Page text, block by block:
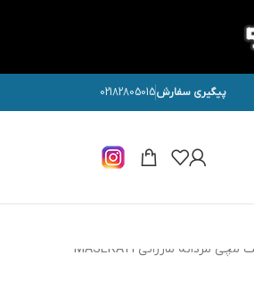
پیگیری سفارش02182805015
ساعت مچی مردانه مازراتی MASERATI